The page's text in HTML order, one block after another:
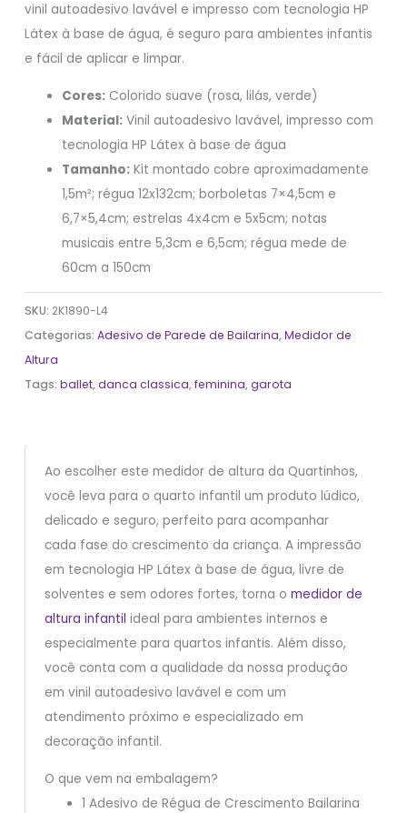
vinil autoadesivo lavável e impresso com tecnologia HP
Látex à base de água, é seguro para ambientes infantis
e fácil de aplicar e limpar.
Cores: Colorido suave (rosa, lilás, verde)
Material: Vinil autoadesivo lavável, impresso com
tecnologia HP Látex à base de água
Tamanho: Kit montado cobre aproximadamente
1,5m²; régua 12x132cm; borboletas 7×4,5cm e
6,7×5,4cm; estrelas 4x4cm e 5x5cm; notas
musicais entre 5,3cm e 6,5cm; régua mede de
60cm a 150cm
SKU: 2K1890-L4
Categorias:Adesivo de Parede de Bailarina,Medidor de
Altura
Tags:ballet,danca classica,feminina,garota
Ao escolher este medidor de altura da Quartinhos,
você leva para o quarto infantil um produto lúdico,
delicado e seguro, perfeito para acompanhar
cada fase do crescimento da criança. A impressão
em tecnologia HP Látex à base de água, livre de
solventes e sem odores fortes, torna o medidor de
altura infantil ideal para ambientes internos e
especialmente para quartos infantis. Além disso,
você conta com a qualidade da nossa produção
em vinil autoadesivo lavável e com um
atendimento próximo e especializado em
decoração infantil.
O que vem na embalagem?
1 Adesivo de Régua de Crescimento Bailarina